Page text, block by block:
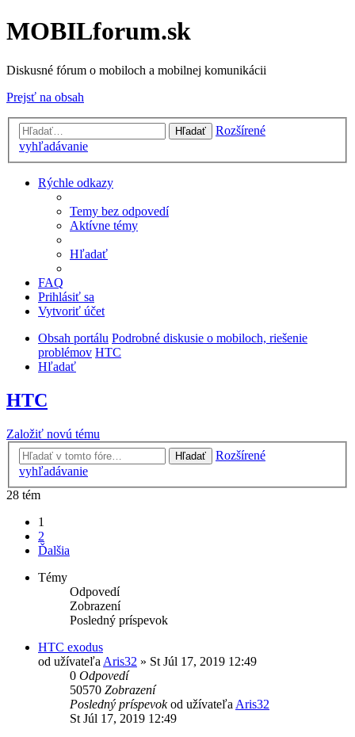
MOBILforum.sk
Diskusné fórum o mobiloch a mobilnej komunikácii
Prejsť na obsah
Hľadať
Rozšírené
vyhľadávanie
Rýchle odkazy
Temy bez odpovedí
Aktívne témy
Hľadať
FAQ
Prihlásiť sa
Vytvoriť účet
Obsah portálu Podrobné diskusie o mobiloch, riešenie
problémov HTC
Hľadať
HTC
Založiť novú tému
Hľadať
Rozšírené
vyhľadávanie
28 tém
1
2
Ďalšia
Témy
Odpovedí
Zobrazení
Posledný príspevok
HTC exodus
od užívateľa Aris32 » St Júl 17, 2019 12:49
0 Odpovedí
50570 Zobrazení
Posledný príspevokod užívateľa Aris32
St Júl 17, 2019 12:49